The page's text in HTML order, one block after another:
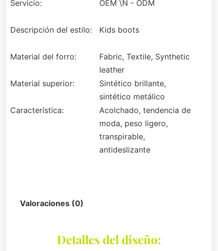
Servicio: OEM \N - ODM
Descripción del estilo: Kids boots
Material del forro:
Fabric, Textile, Synthetic
leather
Material superior:
Sintético brillante,
sintético metálico
Característica:
Acolchado, tendencia de
moda, peso ligero,
transpirable,
antideslizante
Valoraciones (0)
Detalles del diseño: